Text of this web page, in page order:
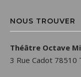
NOUS TROUVER
Théâtre Octave
3 Rue Cadot 78510